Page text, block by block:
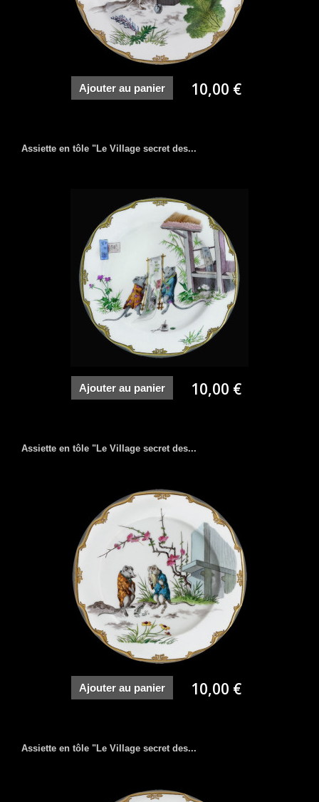
Ajouter au panier 10,00 €
Assiette en tôle "Le Village secret des...
Ajouter au panier 10,00 €
Assiette en tôle "Le Village secret des...
Ajouter au panier 10,00 €
Assiette en tôle "Le Village secret des...